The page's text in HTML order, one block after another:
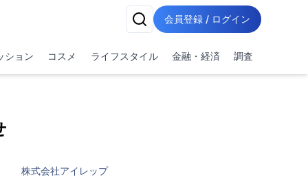
会員登録 / ログイン
ション コスメ ライフスタイル 金融・経済 調査
株式会社アイレップ